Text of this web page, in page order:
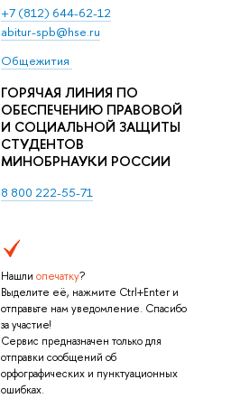
+7 (812) 644-62-12
abitur-spb@hse.ru
Общежития
ГОРЯЧАЯ ЛИНИЯ ПО
ОБЕСПЕЧЕНИЮ ПРАВОВОЙ
И СОЦИАЛЬНОЙ ЗАЩИТЫ
СТУДЕНТОВ
МИНОБРНАУКИ РОССИИ
8 800 222-55-71
Нашли опечатку?
Выделите её, нажмите Ctrl+Enter и
отправьте нам уведомление. Спасибо
за участие!
Сервис предназначен только для
отправки сообщений об
орфографических и пунктуационных
ошибках.